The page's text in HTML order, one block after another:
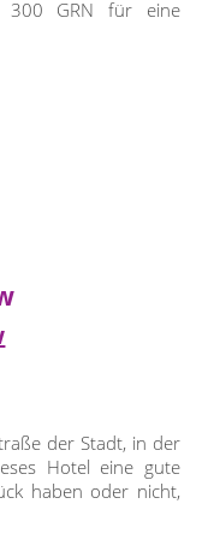
300 GRN für eine
der Stadt, in der
Hotel eine gute
haben oder nicht,